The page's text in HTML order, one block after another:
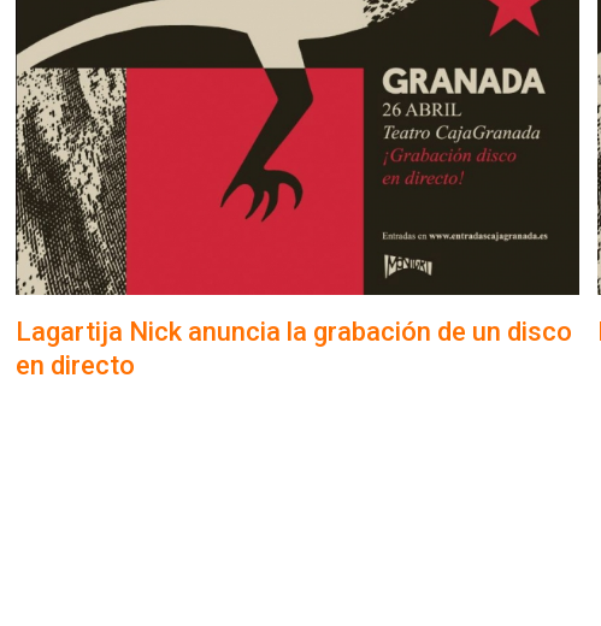
Lagartija Nick anuncia la grabación de un disco
en directo